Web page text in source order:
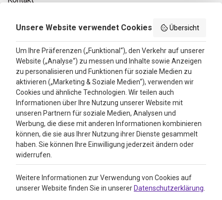
Bewertungen
4.3
Google Reviews
Unsere Website verwendet Cookies Übersicht
Um Ihre Präferenzen („Funktional“), den Verkehr auf unserer
Website („Analyse“) zu messen und Inhalte sowie Anzeigen
zu personalisieren und Funktionen für soziale Medien zu
aktivieren („Marketing & Soziale Medien“), verwenden wir
Cookies und ähnliche Technologien. Wir teilen auch
Informationen über Ihre Nutzung unserer Website mit
unseren Partnern für soziale Medien, Analysen und
Werbung, die diese mit anderen Informationen kombinieren
können, die sie aus Ihrer Nutzung ihrer Dienste gesammelt
haben. Sie können Ihre Einwilligung jederzeit ändern oder
widerrufen.
Weitere Informationen zur Verwendung von Cookies auf
unserer Website finden Sie in unserer Datenschutzerklärung